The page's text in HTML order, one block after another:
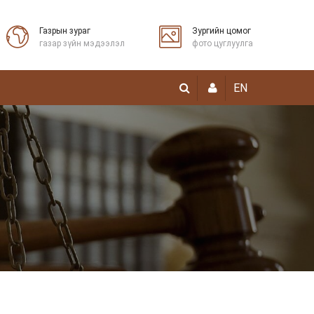
Газрын зураг
газар зүйн мэдээлэл
Зургийн цомог
фото цуглуулга
EN